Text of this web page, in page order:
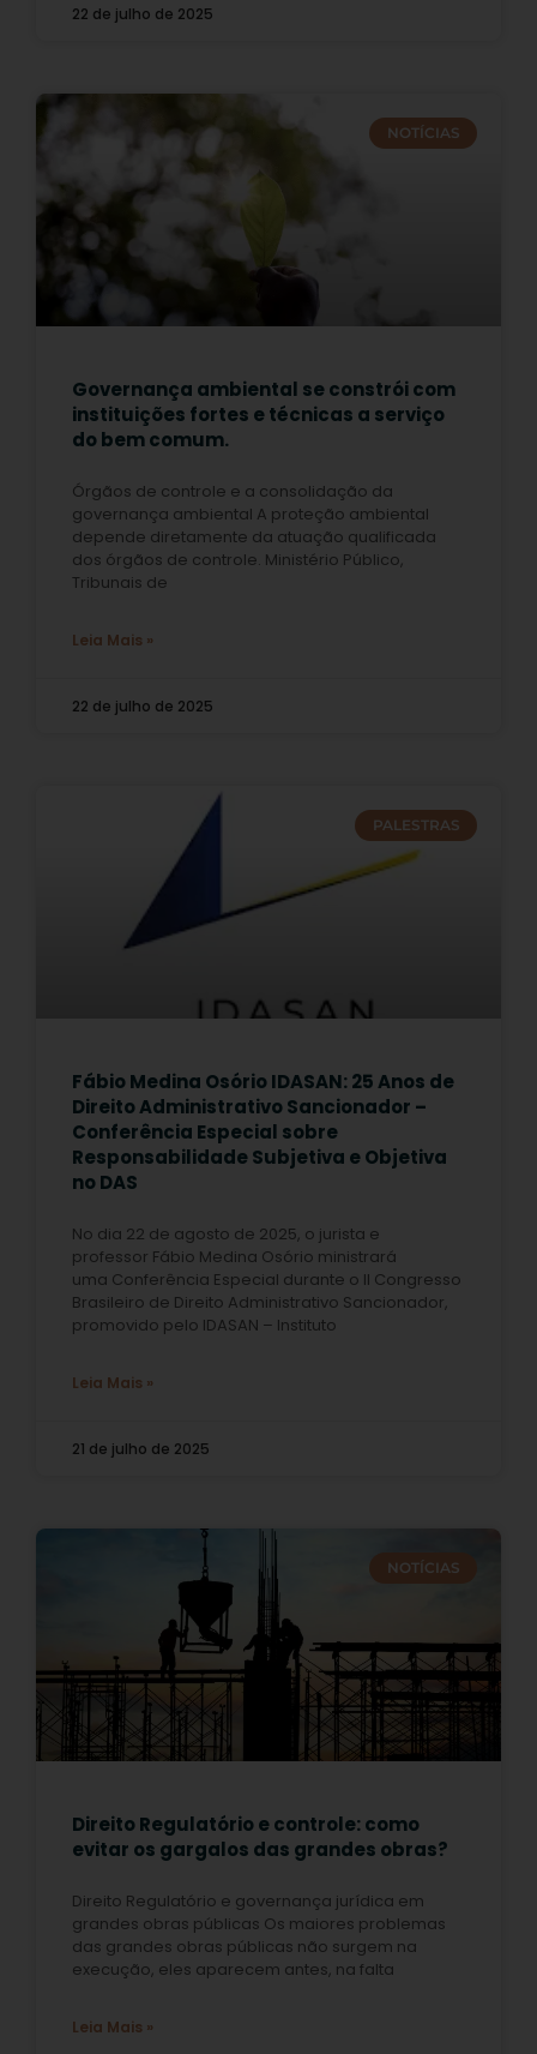
22 de julho de 2025
NOTÍCIAS
Governança ambiental se constrói com
instituições fortes e técnicas a serviço
do bem comum.
Órgãos de controle e a consolidação da
governança ambiental A proteção ambiental
depende diretamente da atuação qualificada
dos órgãos de controle. Ministério Público,
Tribunais de
Leia Mais »
22 de julho de 2025
PALESTRAS
Fábio Medina Osório IDASAN: 25 Anos de
Direito Administrativo Sancionador –
Conferência Especial sobre
Responsabilidade Subjetiva e Objetiva
no DAS
No dia 22 de agosto de 2025, o jurista e
professor Fábio Medina Osório ministrará
uma Conferência Especial durante o II Congresso
Brasileiro de Direito Administrativo Sancionador,
promovido pelo IDASAN – Instituto
Leia Mais »
21 de julho de 2025
NOTÍCIAS
Direito Regulatório e controle: como
evitar os gargalos das grandes obras?
Direito Regulatório e governança jurídica em
grandes obras públicas Os maiores problemas
das grandes obras públicas não surgem na
execução, eles aparecem antes, na falta
Leia Mais »